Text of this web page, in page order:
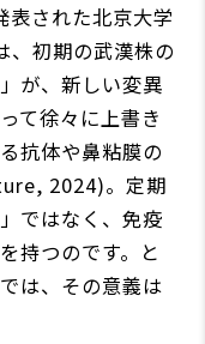
された北京大学
初期の武漢株の
が、新しい変異
て徐々に上書き
抗体や鼻粘膜の
2024)。定期
ではなく、免疫
持つのです。と
は、その意義は